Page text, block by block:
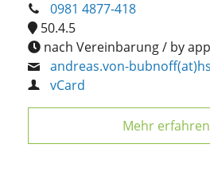
0981 4877-418
50.4.5
nach Vereinbarung / by
andreas.von-
vCard
Mehr erfahren